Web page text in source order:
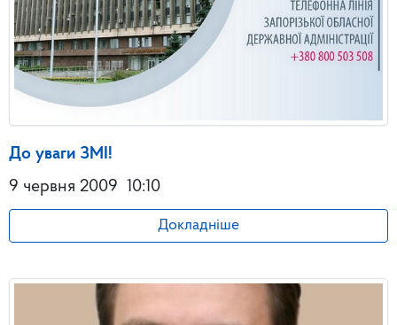
До уваги ЗМІ!
9 червня 2009
10:10
Докладніше